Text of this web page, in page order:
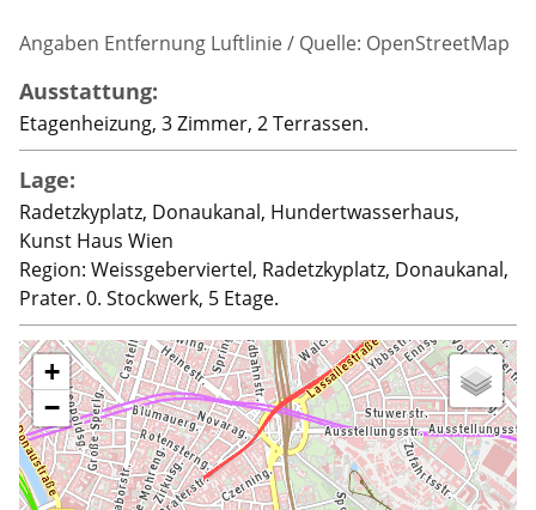
Angaben Entfernung Luftlinie / Quelle: OpenStreetMap
Ausstattung:
Etagenheizung, 3 Zimmer, 2 Terrassen.
Lage:
Radetzkyplatz, Donaukanal, Hundertwasserhaus,
Kunst Haus Wien
Region: Weissgeberviertel, Radetzkyplatz, Donaukanal,
Prater. 0. Stockwerk, 5 Etage.
+
−